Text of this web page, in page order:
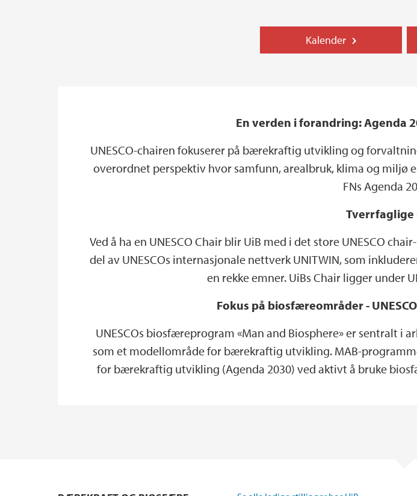
Kalender
En verden i forandring:
UNESCO-chairen fokuserer på bærekraftig utvikling og
overordnet perspektiv hvor samfunn, arealbruk, klima og
FNs Agenda
Ved å ha en UNESCO Chair blir UiB med i det store UNESCO
del av UNESCOs internasjonale nettverk UNITWIN, som
en rekke emner. UiBs Chair ligger under
Fokus på biosfæreområder -
UNESCOs biosfæreprogram «Man and Biosphere» er sentralt i
som et modellområde for bærekraftig utvikling. MAB-
for bærekraftig utvikling (Agenda 2030) ved aktivt å bruke